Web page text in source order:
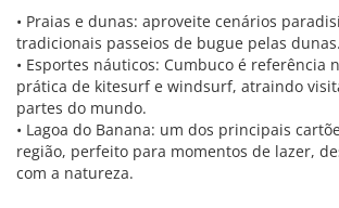
• Praias e dunas: aproveite cenários
tradicionais passeios de bugue pelas dunas.
• Esportes náuticos: Cumbuco é referência
prática de kitesurf e windsurf, atraindo
partes do mundo.
• Lagoa do Banana: um dos principais
região, perfeito para momentos de lazer,
com a natureza.